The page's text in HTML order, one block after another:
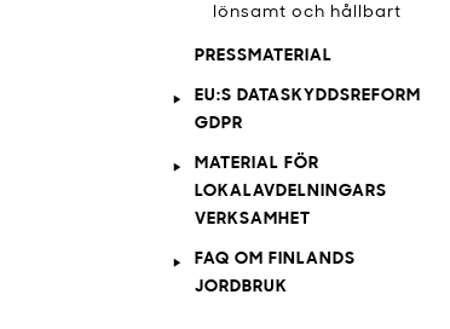
lönsamt och hållbart
PRESSMATERIAL
EU:S DATASKYDDSREFORM
GDPR
MATERIAL FÖR
LOKALAVDELNINGARS
VERKSAMHET
FAQ OM FINLANDS
JORDBRUK